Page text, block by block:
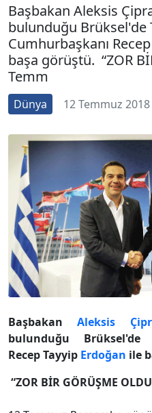
Başbakan Aleksis
bulunduğu Brüksel'de
Cumhurbaşkanı
başa görüştü. “ZOR
Temm
Dünya 12 Temmuz 2018
BaşbakanAleksis
bulunduğu Brüksel'de
Recep Tayyip Erdoğan ile
“ZOR BİR GÖRÜŞME